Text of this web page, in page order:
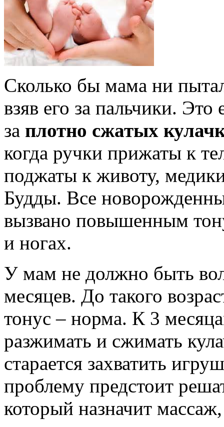
Сколько бы мама ни
взяв его за пальчики. Это
за плотно сжатых
когда ручки прижаты к
поджаты к животу,
Будды. Все
вызвано повышенным
и ногах.
У мам не должно быть
месяцев. До такого
тонус – норма. К 3
разжимать и сжимать
старается захватить
проблему предстоит
который назначит